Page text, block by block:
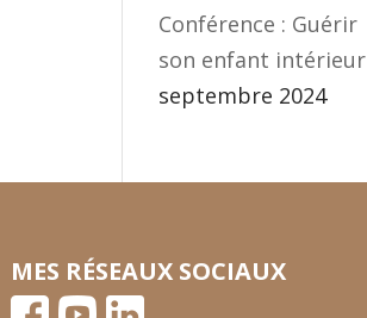
Conférence : Guérir
son enfant intérieur
septembre 2024
MES RÉSEAUX SOCIAUX